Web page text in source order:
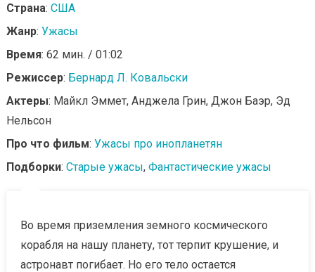
Страна: США
Жанр: Ужасы
Время: 62 мин. / 01:02
Режиссер: Бернард Л. Ковальски
Актеры: Майкл Эммет, Анджела Грин, Джон Баэр, Эд
Нельсон
Про что фильм: Ужасы про инопланетян
Подборки: Старые ужасы, Фантастические ужасы
Во время приземления земного космического
корабля на нашу планету, тот терпит крушение, и
астронавт погибает. Но его тело остается